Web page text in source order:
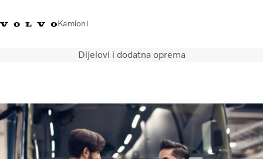
Kamioni
Volvo Trucks Bosna i
Prodavaonica Volvo Trucks
Transportna rješenja
Kamioni
Kampanje
Usluge
Dijelovi i dodatna oprema